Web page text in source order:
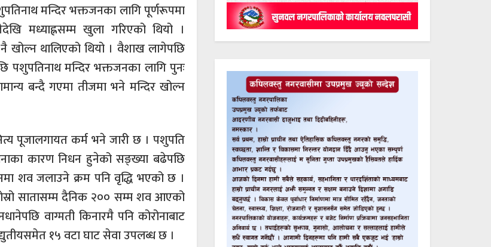
मन्दिर भक्तजनका लागि पूर्णरूपमा
मध्याह्नसम्म खुला गरिएको थियो ।
खोल्न थालिएको थियो । वैशाख लागेपछि
पशुपतिनाथ मन्दिर भक्तजनका लागि पुनः
बन्दै गएमा तीजमा भने मन्दिर खोल्न
पूजालगायत कर्म भने जारी छ । पशुपति
कारण निधन हुनेको सङ्ख्या बढेपछि
शव जलाउने क्रम पनि वृद्धि भएको छ ।
सातासम्म दैनिक २०० सम्म शव आएको
वाग्मती किनारमै पनि कोरोनाबाट
१५ वटा घाट सेवा उपलब्ध छ ।